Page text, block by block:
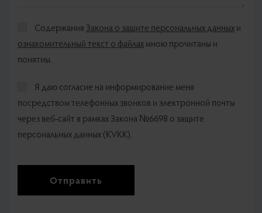
Содержания Закона о защите персональных данныхи
ознакомительный текст о файлахмною прочитаны и
понятны.
Я даю согласие на информирование меня
посредством телефонных звонков и электронной почты
через веб-сайт в рамках Закона №6698 о защите
персональных данных (KVKK).
Отправить